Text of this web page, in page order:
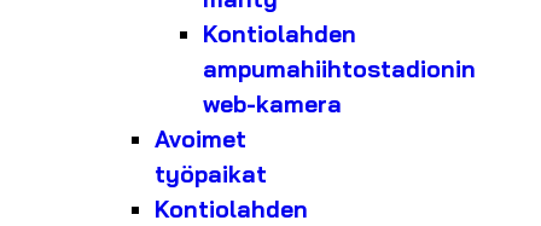
Kontiolahden
ampumahiihtostadionin
web-kamera
Avoimet
työpaikat
Kontiolahden